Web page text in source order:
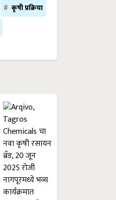
कृषी प्रक्रिया